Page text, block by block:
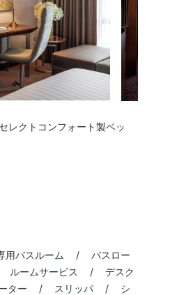
レクトコンフォート製ベッ
スルーム / バスロー
ームサービス / デスク
ーター / スリッパ / シ